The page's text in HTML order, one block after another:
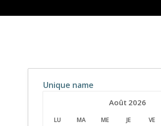
Unique name
Août 2026
LU MA ME JE VE